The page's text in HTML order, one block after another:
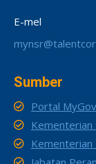
E-mel
Sumber
Portal
Kementerian
Kementerian